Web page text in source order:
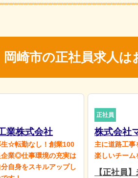
岡崎市の正社員求人
業株式会社
生☆転勤なし！創業100
業◎仕事環境の充実は
自身をスキルアップし
正社員
株式会社
主に道路工事
楽しいチーム
【正社員